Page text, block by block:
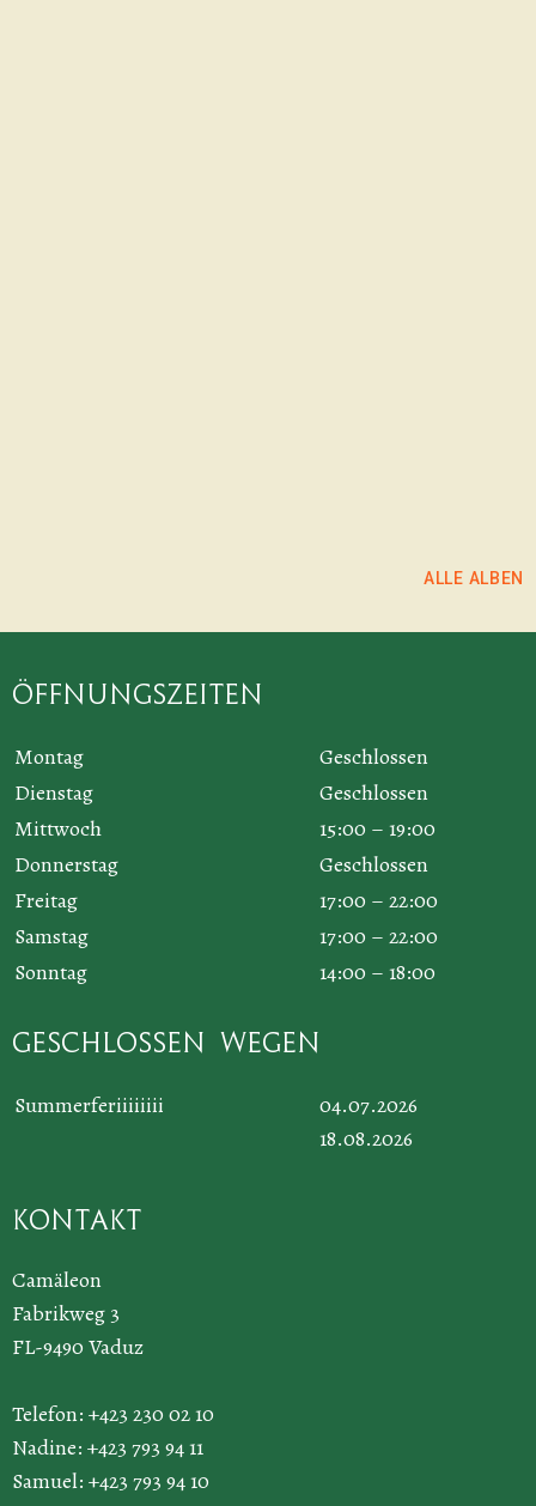
ALLE ALBEN
Öffnungszeiten
Montag
Geschlossen
Dienstag
Geschlossen
Mittwoch
15:00 – 19:00
Donnerstag
Geschlossen
Freitag
17:00 – 22:00
Samstag
17:00 – 22:00
Sonntag
14:00 – 18:00
Geschlossen wegen
Summerferiiiiiiii
04.07.2026
18.08.2026
Kontakt
Camäleon
Fabrikweg 3
FL-9490 Vaduz
Telefon: +423 230 02 10
Nadine: +423 793 94 11
Samuel: +423 793 94 10